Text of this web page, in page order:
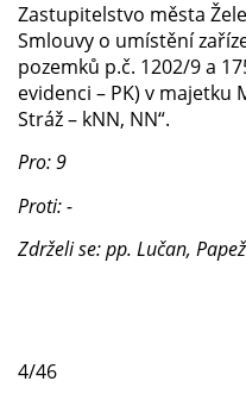
Zastupitelstvo města
Smlouvy o umístění
pozemků p.č. 1202/9 a
evidenci – PK) v majetku
Stráž – kNN, NN“.
Pro: 9
Proti: -
Zdrželi se: pp. Lučan, Papež
4/46